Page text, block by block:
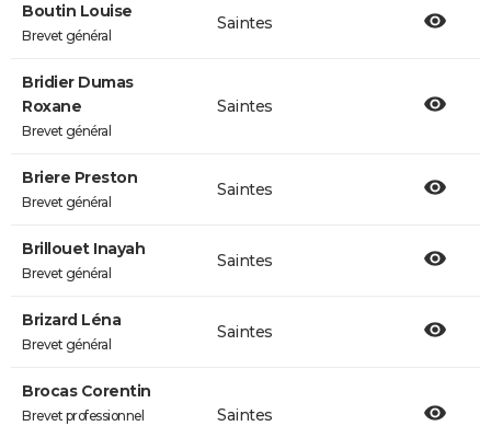
Boutin Louise
Brevet général
Saintes
Bridier Dumas
Roxane
Brevet général
Saintes
Briere Preston
Brevet général
Saintes
Brillouet Inayah
Brevet général
Saintes
Brizard Léna
Brevet général
Saintes
Brocas Corentin
Brevet professionnel
Saintes